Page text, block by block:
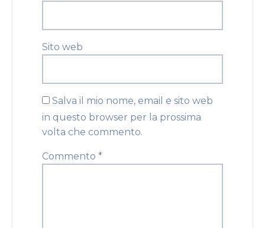
Sito web
Salva il mio nome, email e sito web
in questo browser per la prossima
volta che commento.
Commento *